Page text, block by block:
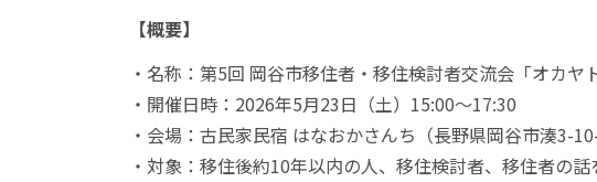
【概要】
・名称：第5回 岡谷市移住者・移住検討者交流会「オカヤ
・開催日時：2026年5月23日（土）15:00〜17:30
・会場：古民家民宿 はなおかさんち（長野県岡谷市湊3-10-
・対象：移住後約10年以内の人、移住検討者、移住者の